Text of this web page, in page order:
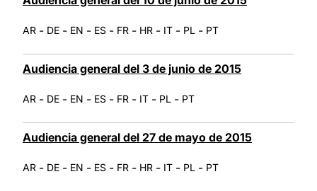
AR - DE - EN - ES - FR - HR - IT - PL - PT
Audiencia general del 3 de junio de 2015
AR - DE - EN - ES - FR - IT - PL - PT
Audiencia general del 27 de mayo de 2015
AR - DE - EN - ES - FR - HR - IT - PL - PT